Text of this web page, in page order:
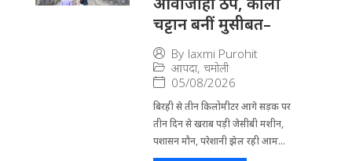
चट्टान बनीं मुसीबत–
By laxmi Purohit
आपदा, चमोली
05/08/2026
बिरही से तीन किलोमीटर आगे सड़क पर
तीन दिन से खराब पड़ी जेसीबी मशीन,
पशासन मौन, परेशानी झेल रही आम...